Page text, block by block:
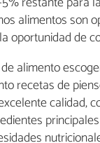
alimentos son
oportunidad de
alimento
recetas de
calidad,